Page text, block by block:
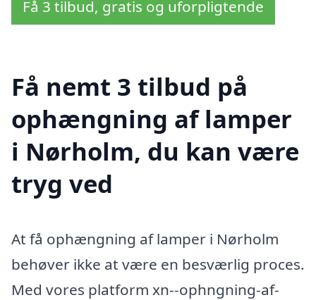
Få 3 tilbud, gratis og uforpligtende
Få nemt 3 tilbud på
ophængning af lamper
i Nørholm, du kan være
tryg ved
At få ophængning af lamper i Nørholm
behøver ikke at være en besværlig proces.
Med vores platform xn--ophngning-af-